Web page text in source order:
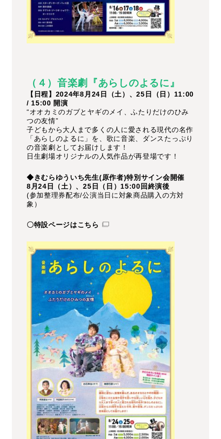
（４）音楽劇『あらしのよるに』
【日程】2024年8月24日（土）、25日（日）11:00
/ 15:00 開演
“オオカミのガブとヤギのメイ、ふたりだけのひみ
つの友情”
子どもから大人まで多くの人に愛される現代の名作
「あらしのよるに」を、歌に音楽、ダンスたっぷり
の音楽劇としてお届けします！
日生劇場オリジナルの人気作品が再登場です！
◆きむらゆういち先生(原作者)特別サイン会開催
8月24日（土）、25日（日）15:00回終演後
(参加整理券配布/公演当日に対象商品購入の方対
象）
〇特設ページはこちら